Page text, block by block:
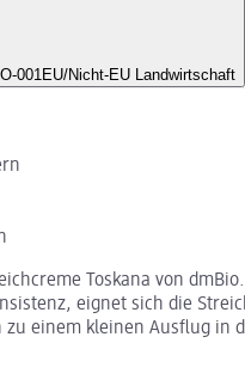
001 EU/Nicht-EU Landwirtschaft
Toskana von
eignet sich die
einem kleinen Ausflug in